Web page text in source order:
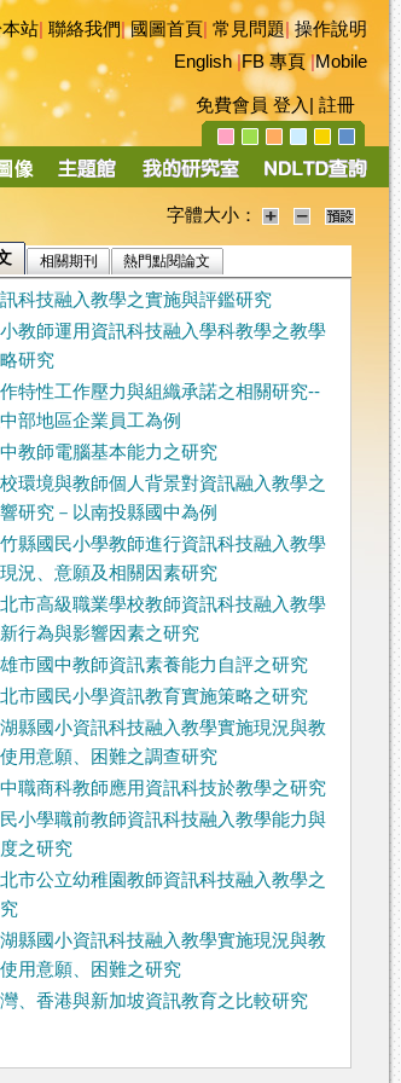
站 聯絡我們|國圖首頁 常見問題|操作說明
English|FB 專頁|Mobile
免費會員 登入 註冊
字體大小：
相關期刊 熱門點閱論文
科技融入教學之實施與評鑑研究
教師運用資訊科技融入學科教學之教學
研究
特性工作壓力與組織承諾之相關研究--
部地區企業員工為例
教師電腦基本能力之研究
環境與教師個人背景對資訊融入教學之
研究－以南投縣國中為例
縣國民小學教師進行資訊科技融入教學
況、意願及相關因素研究
市高級職業學校教師資訊科技融入教學
行為與影響因素之研究
市國中教師資訊素養能力自評之研究
市國民小學資訊教育實施策略之研究
縣國小資訊科技融入教學實施現況與教
用意願、困難之調查研究
職商科教師應用資訊科技於教學之研究
小學職前教師資訊科技融入教學能力與
之研究
市公立幼稚園教師資訊科技融入教學之
縣國小資訊科技融入教學實施現況與教
用意願、困難之研究
、香港與新加坡資訊教育之比較研究